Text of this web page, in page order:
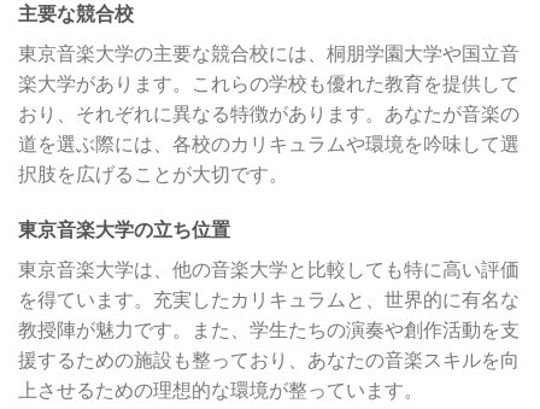
主要な競合校
東京音楽大学の主要な競合校には、桐朋学園大学や国立音
楽大学があります。これらの学校も優れた教育を提供して
おり、それぞれに異なる特徴があります。あなたが音楽の
道を選ぶ際には、各校のカリキュラムや環境を吟味して選
択肢を広げることが大切です。
東京音楽大学の立ち位置
東京音楽大学は、他の音楽大学と比較しても特に高い評価
を得ています。充実したカリキュラムと、世界的に有名な
教授陣が魅力です。また、学生たちの演奏や創作活動を支
援するための施設も整っており、あなたの音楽スキルを向
上させるための理想的な環境が整っています。